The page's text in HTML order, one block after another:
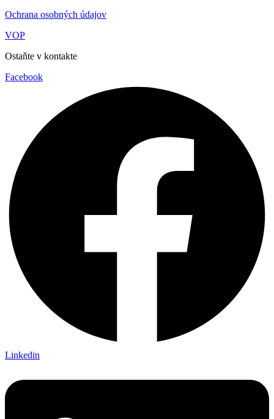
Ochrana osobných údajov
VOP
Ostaňte v kontakte
Facebook
Linkedin